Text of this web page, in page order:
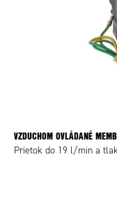
VZDUCHOM OVLÁDANÉ
Prietok do 19 l/min a